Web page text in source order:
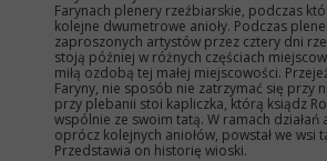
Farynach plenery rzeźbiarskie, podczas
kolejne dwumetrowe anioły. Podczas
zaproszonych artystów przez cztery dni
stoją później w różnych częściach
miłą ozdobą tej małej miejscowości.
Faryny, nie sposób nie zatrzymać się przy
przy plebanii stoi kapliczka, którą ksiądz
wspólnie ze swoim tatą. W ramach działań
oprócz kolejnych aniołów, powstał we wsi
Przedstawia on historię wioski.